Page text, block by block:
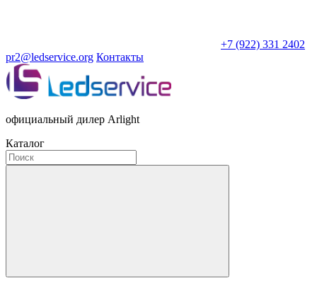
+7 (922) 331 2402
pr2@ledservice.org Контакты
официальный дилер Arlight
Каталог